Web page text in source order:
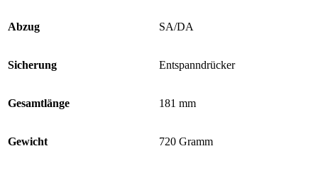
Abzug SA/DA
Sicherung Entspanndrücker
Gesamtlänge 181 mm
Gewicht 720 Gramm